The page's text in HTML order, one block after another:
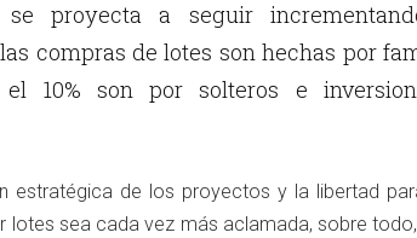
proyecta a seguir
compras de lotes son hechas por
10% son por solteros e
estratégica de los proyectos y la libertad
lotes sea cada vez más aclamada, sobre